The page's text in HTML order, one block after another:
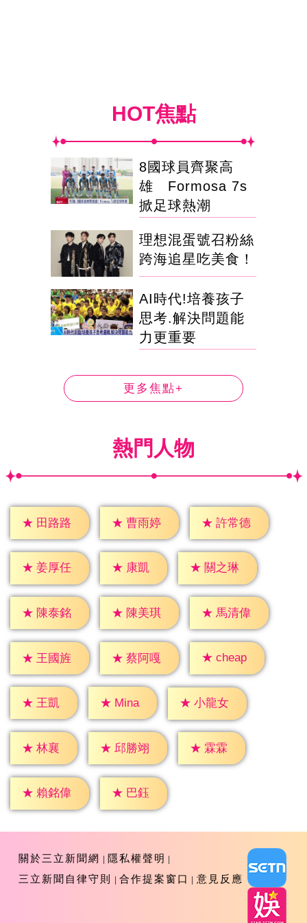
HOT焦點
8國球員齊聚高
雄 Formosa 7s
掀足球熱潮
理想混蛋號召粉絲
跨海追星吃美食！
AI時代!培養孩子
思考.解決問題能
力更重要
更多焦點+
熱門人物
★ 田路路 ★ 曹雨婷 ★ 許常德
★ 姜厚任 ★ 康凱 ★ 關之琳
★ 陳泰銘 ★ 陳美琪 ★ 馬清偉
★ 王國旌 ★ 蔡阿嘎 ★ cheap
★ 王凱 ★ Mina ★ 小龍女
★ 林襄 ★ 邱勝翊 ★ 霖霖
★ 賴銘偉 ★ 巴鈺
關於三立新聞網
隱私權聲明
三立新聞自律守則
合作提案窗口 意見反應